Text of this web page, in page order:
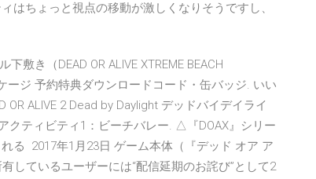
はちょっと視点の移動が激しくなりそうですし、
敷き（DEAD OR ALIVE XTREME BEACH
ージ 予約特典ダウンロードコード・缶バッジ. いい
ALIVE 2 Dead by Daylight デッドバイデイライ
クティビティ1：ビーチバレー. △『DOAX』シリー
る 2017年1月23日 ゲーム本体（『デッド オア ア
しているユーザーには“配信延期のお詫び”として2